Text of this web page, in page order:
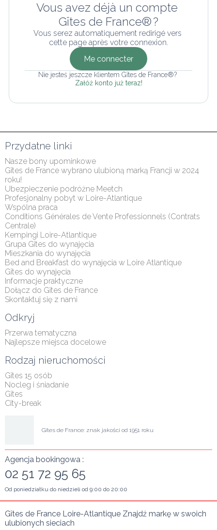
Vous avez déjà un compte
Gîtes de France® ?
Vous serez automatiquement redirigé vers
cette page après votre connexion.
Me connecter
Nie jesteś jeszcze klientem Gîtes de France®?
Załóż konto już teraz!
Przydatne linki
Nasze bony upominkowe
Gîtes de France wybrano ulubioną marką Francji w 2024
roku!
Ubezpieczenie podróżne Meetch
Profesjonalny pobyt w Loire-Atlantique
Wspólna praca
Conditions Générales de Vente Professionnels (Contrats
Centrale)
Kempingi Loire-Atlantique
Grupa Gîtes do wynajęcia
Mieszkania do wynajęcia
Bed and Breakfast do wynajęcia w Loire Atlantique
Gîtes do wynajęcia
Informacje praktyczne
Dołącz do Gîtes de France
Skontaktuj się z nami
Odkryj
Przerwa tematyczna
Najlepsze miejsca docelowe
Rodzaj nieruchomości
Gîtes 15 osób
Nocleg i śniadanie
Gîtes
City-break
Gîtes de France: znak jakości od 1951 roku
Agencja bookingowa :
02 51 72 95 65
Od poniedziałku do niedzieli od 9:00 do 20:00
Gîtes de France Loire-Atlantique Znajdź markę w swoich
ulubionych sieciach